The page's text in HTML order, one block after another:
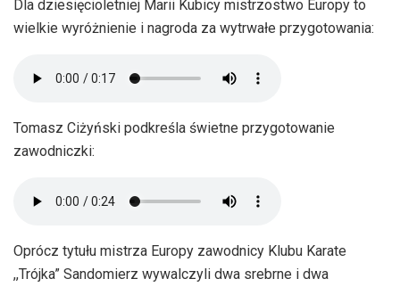
Dla dziesięcioletniej Marii Kubicy mistrzostwo Europy to
wielkie wyróżnienie i nagroda za wytrwałe przygotowania:
Tomasz Ciżyński podkreśla świetne przygotowanie
zawodniczki:
Oprócz tytułu mistrza Europy zawodnicy Klubu Karate
,,Trójka” Sandomierz wywalczyli dwa srebrne i dwa